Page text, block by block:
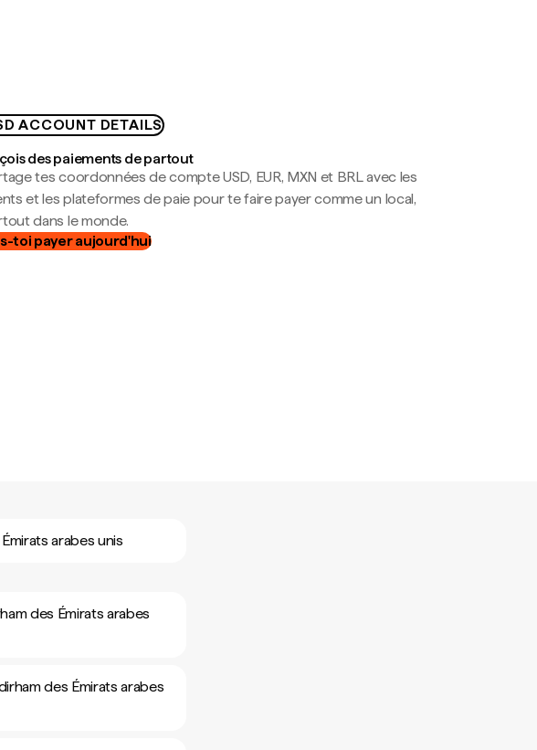
ACCOUNT DETAILS
des paiements de partout
tes coordonnées de compte USD, EUR, MXN et BRL avec les
et les plateformes de paie pour te faire payer comme un local,
dans le monde.
toi payer aujourd'hui
arabes unis
des Émirats arabes
des Émirats arabes